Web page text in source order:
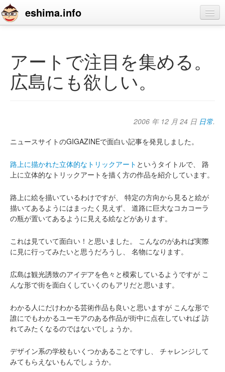
eshima.info
profile
contact
アートで注目を集める。
広島にも欲しい。
2006 年 12 月 24 日 日常.
ニュースサイトのGIGAZINEで面白い記事を発見しました。
路上に描かれた立体的なトリックアート というタイトルで、
路
上に立体的なトリックアートを描く方の作品を紹介しています。
路上に絵を描いているわけですが、
特定の方向から見ると絵が
描いてあるようにはまったく見えず、
道路に巨大なコカコーラ
の瓶が置いてあるように見える絵などがあります。
これは見ていて面白い！と思いました。
こんなのがあれば実際
に見に行ってみたいと思うだろうし、
名物になります。
広島は観光誘致のアイデアを色々と模索しているようですが こ
んな形で街を面白くしていくのもアリだと思います。
わかる人にだけわかる芸術作品も良いと思いますが こんな形で
誰にでもわかるユーモアのある作品が街中に点在していれば 訪
れてみたくなるのではないでしょうか。
デザイン系の学校もいくつかあることですし、
チャレンジして
みてもらえないもんでしょうか。